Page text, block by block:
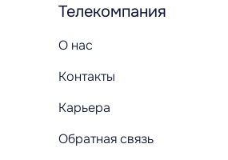
Телекомпания
О нас
Контакты
Карьера
Обратная связь